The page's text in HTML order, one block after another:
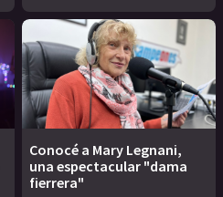
Conocé a Mary Legnani,
una espectacular "dama
fierrera"